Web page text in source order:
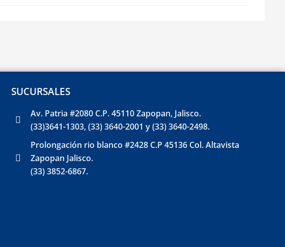
SUCURSALES
Av. Patria #2080 C.P. 45110 Zapopan, Jalisco.
(33)3641-1303, (33) 3640-2001 y (33) 3640-2498.
Prolongación rio blanco #2428 C.P 45136 Col. Altavista
Zapopan Jalisco.
(33) 3852-6867.